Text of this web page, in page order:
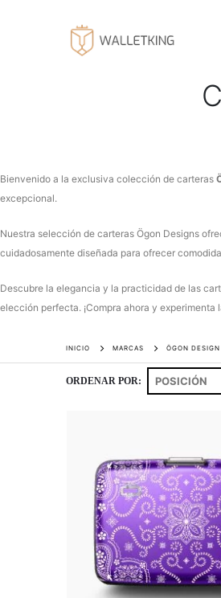
Bienvenido a la exclusiva colección de carteras
excepcional.
Nuestra selección de carteras Ögon Designs
cuidadosamente diseñada para ofrecer
Descubre la elegancia y la practicidad de las
elección perfecta. ¡Compra ahora y
INICIO MARCAS ÖGON DESIGN
ORDENAR POR